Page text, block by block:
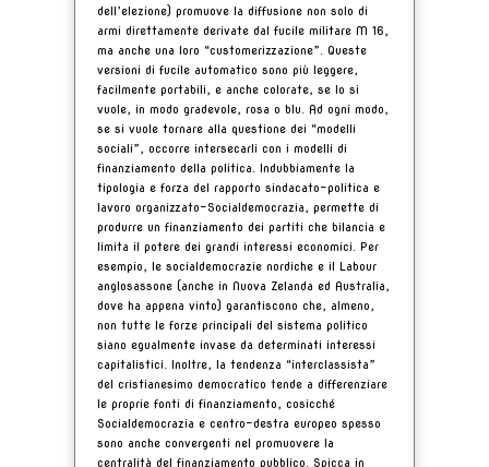
dell’elezione) promuove la diffusione non solo di
armi direttamente derivate dal fucile militare M 16,
ma anche una loro “customerizzazione”. Queste
versioni di fucile automatico sono più leggere,
facilmente portabili, e anche colorate, se lo si
vuole, in modo gradevole, rosa o blu. Ad ogni modo,
se si vuole tornare alla questione dei “modelli
sociali”, occorre intersecarli con i modelli di
finanziamento della politica. Indubbiamente la
tipologia e forza del rapporto sindacato-politica e
lavoro organizzato-Socialdemocrazia, permette di
produrre un finanziamento dei partiti che bilancia e
limita il potere dei grandi interessi economici. Per
esempio, le socialdemocrazie nordiche e il Labour
anglosassone (anche in Nuova Zelanda ed Australia,
dove ha appena vinto) garantiscono che, almeno,
non tutte le forze principali del sistema politico
siano egualmente invase da determinati interessi
capitalistici. Inoltre, la tendenza “interclassista”
del cristianesimo democratico tende a differenziare
le proprie fonti di finanziamento, cosicché
Socialdemocrazia e centro-destra europeo spesso
sono anche convergenti nel promuovere la
centralità del finanziamento pubblico. Spicca in